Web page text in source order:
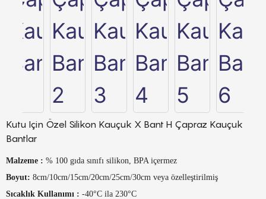
Kutu Için Özel Silikon Kauçuk X Bant H Çapraz Kauçuk
Bantlar
Malzeme : % 100 gıda sınıfı silikon, BPA içermez
Boyut: 8cm/10cm/15cm/20cm/25cm/30cm veya özelleştirilmiş
Sıcaklık Kullanımı : -40°C ila 230°C